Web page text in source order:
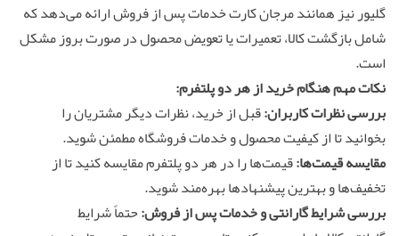
گلیور نیز همانند مرجان کارت خدمات پس از فروش ارائه می‌دهد که
شامل بازگشت کالا، تعمیرات یا تعویض محصول در صورت بروز مشکل
است.
نکات مهم هنگام خرید از هر دو پلتفرم:
بررسی نظرات کاربران:قبل از خرید، نظرات دیگر مشتریان را
بخوانید تا از کیفیت محصول و خدمات فروشگاه مطمئن شوید.
مقایسه قیمت‌ها:قیمت‌ها را در هر دو پلتفرم مقایسه کنید تا از
تخفیف‌ها و بهترین پیشنهادها بهره‌مند شوید.
بررسی شرایط گارانتی و خدمات پس از فروش:حتماً شرایط